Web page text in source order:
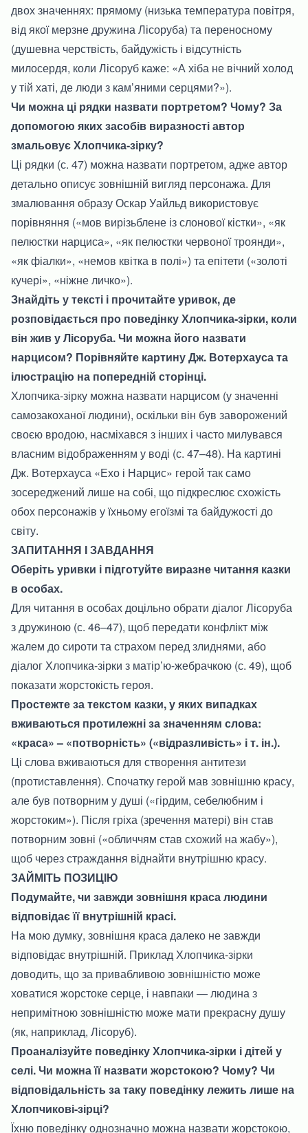
двох значеннях: прямому (низька температура повітря,
від якої мерзне дружина Лісоруба) та переносному
(душевна черствість, байдужість і відсутність
милосердя, коли Лісоруб каже: «А хіба не вічний холод
у тій хаті, де люди з кам’яними серцями?»).
Чи можна ці рядки назвати портретом? Чому? За
допомогою яких засобів виразності автор
змальовує Хлопчика-зірку?
Ці рядки (с. 47) можна назвати портретом, адже автор
детально описує зовнішній вигляд персонажа. Для
змалювання образу Оскар Уайльд використовує
порівняння («мов вирізьблене із слонової кістки», «як
пелюстки нарциса», «як пелюстки червоної троянди»,
«як фіалки», «немов квітка в полі») та епітети («золоті
кучері», «ніжне личко»).
Знайдіть у тексті і прочитайте уривок, де
розповідається про поведінку Хлопчика-зірки, коли
він жив у Лісоруба. Чи можна його назвати
нарцисом? Порівняйте картину Дж. Вотерхауса та
ілюстрацію на попередній сторінці.
Хлопчика-зірку можна назвати нарцисом (у значенні
самозакоханої людини), оскільки він був заворожений
своєю вродою, насміхався з інших і часто милувався
власним відображенням у воді (с. 47–48). На картині
Дж. Вотерхауса «Ехо і Нарцис» герой так само
зосереджений лише на собі, що підкреслює схожість
обох персонажів у їхньому егоїзмі та байдужості до
світу.
ЗАПИТАННЯ І ЗАВДАННЯ
Оберіть уривки і підготуйте виразне читання казки
в особах.
Для читання в особах доцільно обрати діалог Лісоруба
з дружиною (с. 46–47), щоб передати конфлікт між
жалем до сироти та страхом перед злиднями, або
діалог Хлопчика-зірки з матір’ю-жебрачкою (с. 49), щоб
показати жорстокість героя.
Простежте за текстом казки, у яких випадках
вживаються протилежні за значенням слова:
«краса» – «потворність» («відразливість» і т. ін.).
Ці слова вживаються для створення антитези
(протиставлення). Спочатку герой мав зовнішню красу,
але був потворним у душі («гірдим, себелюбним і
жорстоким»). Після гріха (зречення матері) він став
потворним зовні («обличчям став схожий на жабу»),
щоб через страждання віднайти внутрішню красу.
ЗАЙМІТЬ ПОЗИЦІЮ
Подумайте, чи завжди зовнішня краса людини
відповідає її внутрішній красі.
На мою думку, зовнішня краса далеко не завжди
відповідає внутрішній. Приклад Хлопчика-зірки
доводить, що за привабливою зовнішністю може
ховатися жорстоке серце, і навпаки — людина з
непримітною зовнішністю може мати прекрасну душу
(як, наприклад, Лісоруб).
Проаналізуйте поведінку Хлопчика-зірки і дітей у
селі. Чи можна її назвати жорстокою? Чому? Чи
відповідальність за таку поведінку лежить лише на
Хлопчикові-зірці?
Їхню поведінку однозначно можна назвати жорстокою,